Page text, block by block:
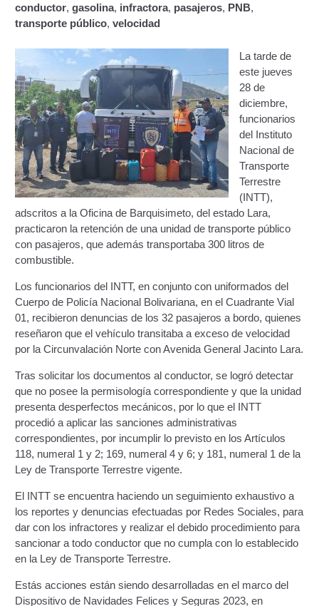
Registro Original de Licencia para Conducir Tercer
Grado (3°) – (Mayores de 16 y menores de 18 años).
Registro Original de Licencia para Conducir Tercer
Grado (3°).
Renovación de Licencia para Conducir (Servicio
Automatizado).
Licencia para Conducir – Servicio Frecuente
Llamado a Concurso Abierto
Marco Jurídico
Medios Publicitarios
Campaña de educación vial y ciudadana
Recaudos y requisitos para cambio de motivo de un
medio publicitario fijo.
Recaudos y requisitos para Estudio de Proyecto
para instalación de medio publicitario (valla
publicitaria).
Recaudos y requisitos para instalación o
renovación de autorización de medio publicitario fijo.
Recaudos y requisitos para instalación o
renovación de medio publicitario fijo.
Noticias
Oficinas a Nivel Nacional
conductor,gasolina, infractora, pasajeros, PNB,
transporte público,velocidad
La tarde de
este jueves
28 de
diciembre,
funcionarios
del Instituto
Nacional de
Transporte
Terrestre
(INTT),
adscritos a la Oficina de Barquisimeto, del estado Lara,
practicaron la retención de una unidad de transporte público
con pasajeros, que además transportaba 300 litros de
combustible.
Los funcionarios del INTT, en conjunto con uniformados del
Cuerpo de Policía Nacional Bolivariana, en el Cuadrante Vial
01, recibieron denuncias de los 32 pasajeros a bordo, quienes
reseñaron que el vehículo transitaba a exceso de velocidad
por la Circunvalación Norte con Avenida General Jacinto Lara.
Tras solicitar los documentos al conductor, se logró detectar
que no posee la permisología correspondiente y que la unidad
presenta desperfectos mecánicos, por lo que el INTT
procedió a aplicar las sanciones administrativas
correspondientes, por incumplir lo previsto en los Artículos
118, numeral 1 y 2; 169, numeral 4 y 6; y 181, numeral 1 de la
Ley de Transporte Terrestre vigente.
El INTT se encuentra haciendo un seguimiento exhaustivo a
los reportes y denuncias efectuadas por Redes Sociales, para
dar con los infractores y realizar el debido procedimiento para
sancionar a todo conductor que no cumpla con lo establecido
en la Ley de Transporte Terrestre.
Estás acciones están siendo desarrolladas en el marco del
Dispositivo de Navidades Felices y Seguras 2023, en